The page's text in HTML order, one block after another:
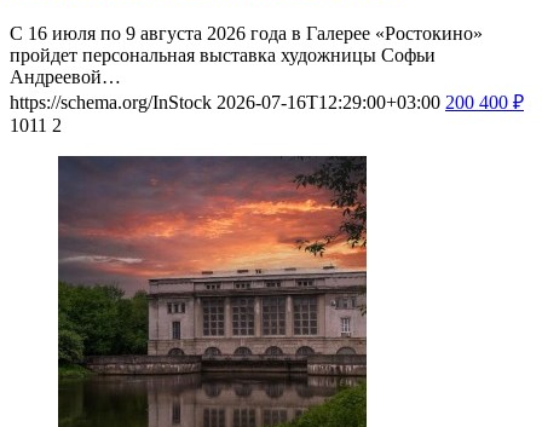
С 16 июля по 9 августа 2026 года в Галерее «Ростокино»
пройдет персональная выставка художницы Софьи
Андреевой…
https://schema.org/InStock 2026-07-16T12:29:00+03:00 200 400 ₽
1011 2